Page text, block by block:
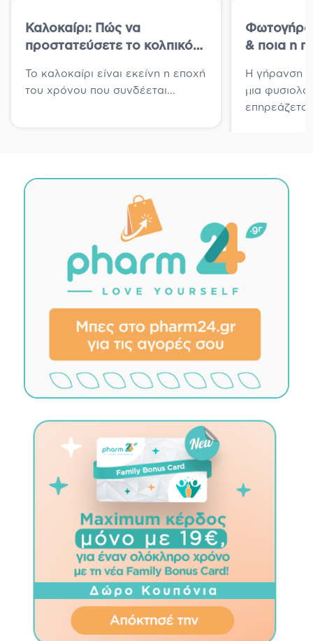
Καλοκαίρι: Πώς να
προστατεύσετε το κολπικό
Το καλοκαίρι είναι εκείνη η εποχή
του χρόνου που συνδέεται...
& ποια η
Η γήρανση
μια